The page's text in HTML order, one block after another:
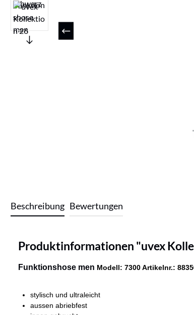
Beschreibung Bewertungen
Produktinformationen "uvex
Funktionshose men Modell: 7300 Artikelnr.:
stylisch und ultraleicht
aussen abriebfest